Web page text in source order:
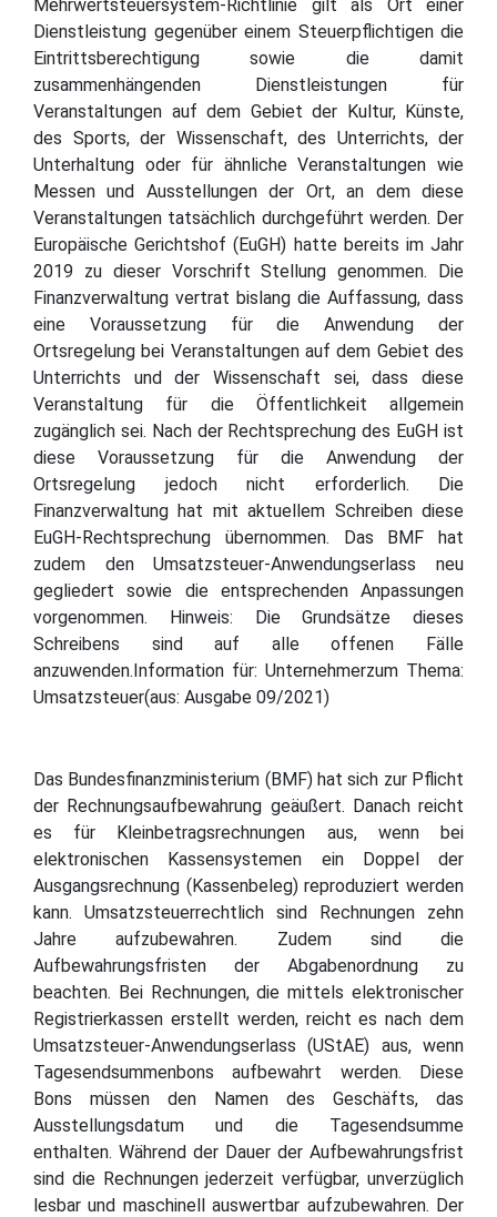
Mehrwertsteuersystem-Richtlinie gilt als Ort einer
Dienstleistung gegenüber einem Steuerpflichtigen die
Eintrittsberechtigung sowie die damit
zusammenhängenden Dienstleistungen für
Veranstaltungen auf dem Gebiet der Kultur, Künste,
des Sports, der Wissenschaft, des Unterrichts, der
Unterhaltung oder für ähnliche Veranstaltungen wie
Messen und Ausstellungen der Ort, an dem diese
Veranstaltungen tatsächlich durchgeführt werden. Der
Europäische Gerichtshof (EuGH) hatte bereits im Jahr
2019 zu dieser Vorschrift Stellung genommen. Die
Finanzverwaltung vertrat bislang die Auffassung, dass
eine Voraussetzung für die Anwendung der
Ortsregelung bei Veranstaltungen auf dem Gebiet des
Unterrichts und der Wissenschaft sei, dass diese
Veranstaltung für die Öffentlichkeit allgemein
zugänglich sei. Nach der Rechtsprechung des EuGH ist
diese Voraussetzung für die Anwendung der
Ortsregelung jedoch nicht erforderlich. Die
Finanzverwaltung hat mit aktuellem Schreiben diese
EuGH-Rechtsprechung übernommen. Das BMF hat
zudem den Umsatzsteuer-Anwendungserlass neu
gegliedert sowie die entsprechenden Anpassungen
vorgenommen. Hinweis: Die Grundsätze dieses
Schreibens sind auf alle offenen Fälle
anzuwenden.Information für: Unternehmerzum Thema:
Umsatzsteuer(aus: Ausgabe 09/2021)
Das Bundesfinanzministerium (BMF) hat sich zur Pflicht
der Rechnungsaufbewahrung geäußert. Danach reicht
es für Kleinbetragsrechnungen aus, wenn bei
elektronischen Kassensystemen ein Doppel der
Ausgangsrechnung (Kassenbeleg) reproduziert werden
kann. Umsatzsteuerrechtlich sind Rechnungen zehn
Jahre aufzubewahren. Zudem sind die
Aufbewahrungsfristen der Abgabenordnung zu
beachten. Bei Rechnungen, die mittels elektronischer
Registrierkassen erstellt werden, reicht es nach dem
Umsatzsteuer-Anwendungserlass (UStAE) aus, wenn
Tagesendsummenbons aufbewahrt werden. Diese
Bons müssen den Namen des Geschäfts, das
Ausstellungsdatum und die Tagesendsumme
enthalten. Während der Dauer der Aufbewahrungsfrist
sind die Rechnungen jederzeit verfügbar, unverzüglich
lesbar und maschinell auswertbar aufzubewahren. Der